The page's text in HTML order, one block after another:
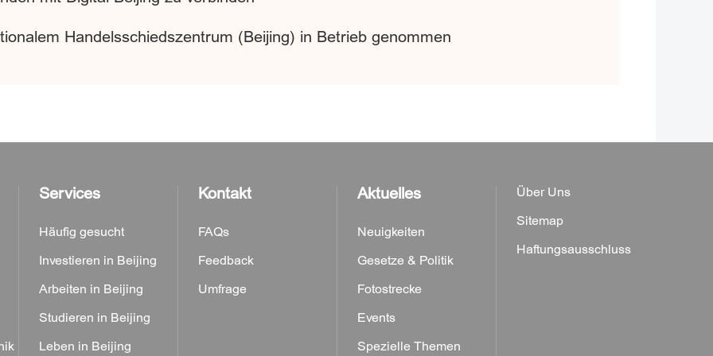
Handelsschiedszentrum (Beijing) in Betrieb genommen
Services
Häufig gesucht
Investieren in Beijing
Arbeiten in Beijing
Studieren in Beijing
Leben in Beijing
Kontakt
FAQs
Feedback
Umfrage
Aktuelles
Neuigkeiten
Gesetze & Politik
Fotostrecke
Events
Spezielle Themen
Über Uns
Sitemap
Haftungsausschluss